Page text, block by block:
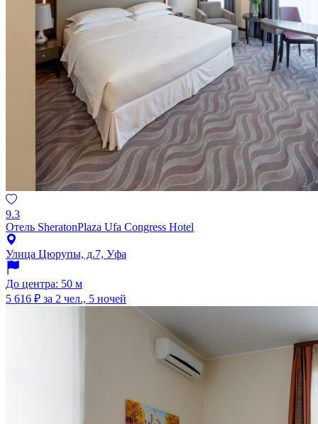
9.3
Отель SheratonPlaza Ufa Congress Hotel
Улица Цюрупы, д.7, Уфа
До центра: 50 м
5 616 ₽ за 2 чел., 5 ночей